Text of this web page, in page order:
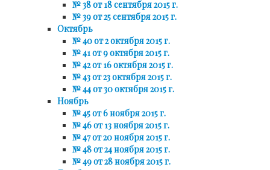
№ 38 от 18 сентября 2015 г.
№ 39 от 25 сентября 2015 г.
Октябрь
№ 40 от 2 октября 2015 г.
№ 41 от 9 октября 2015 г.
№ 42 от 16 октября 2015 г.
№ 43 от 23 октября 2015 г.
№ 44 от 30 октября 2015 г.
Ноябрь
№ 45 от 6 ноября 2015 г.
№ 46 от 13 ноября 2015 г.
№ 47 от 20 ноября 2015 г.
№ 48 от 24 ноября 2015 г.
№ 49 от 28 ноября 2015 г.